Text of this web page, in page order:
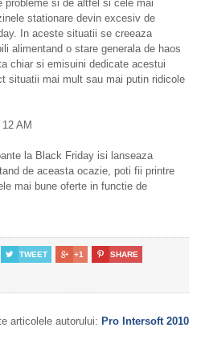
probleme si de altfel si cele mai
stationare devin excesiv de
In aceste situatii se creeaza
alimentand o stare generala de haos
chiar si emisuini dedicate acestui
situatii mai mult sau mai putin ridicole
AM
la Black Friday isi lanseaza
de aceasta ocazie, poti fii printre
mai bune oferte in functie de
 TWEET  +1  SHARE
articolele autorului: Pro Intersoft 2010